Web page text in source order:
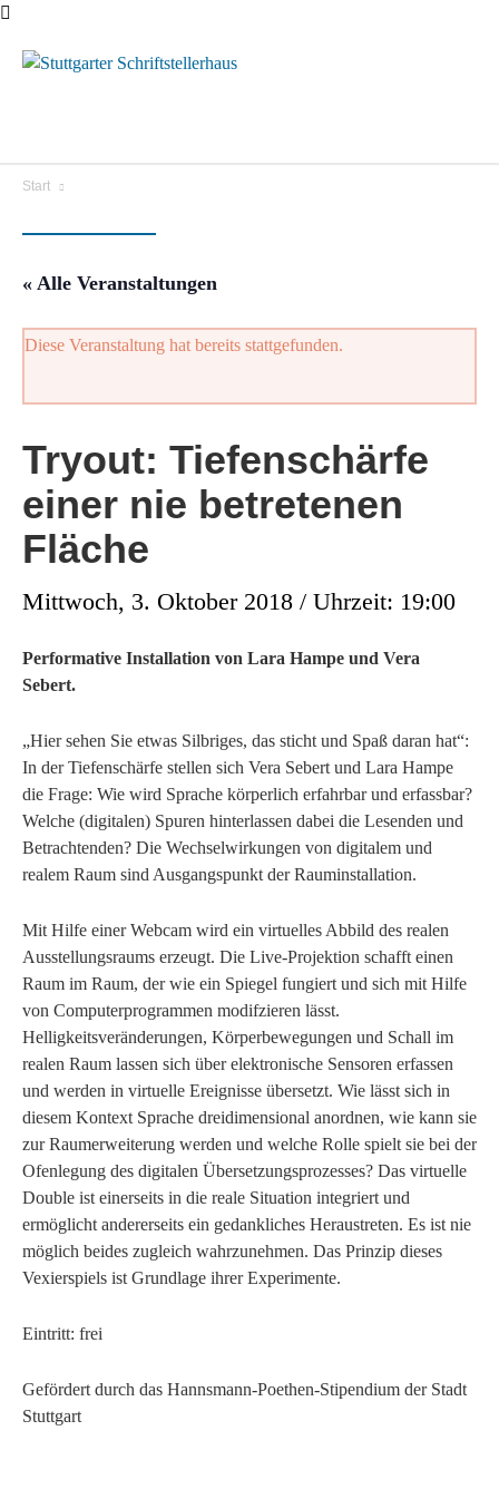
Start
« Alle Veranstaltungen
Diese Veranstaltung hat bereits stattgefunden.
Tryout: Tiefenschärfe
einer nie betretenen
Fläche
Mittwoch, 3. Oktober 2018 / Uhrzeit: 19:00
Performative Installation von Lara Hampe und Vera
Sebert.
„Hier sehen Sie etwas Silbriges, das sticht und Spaß daran hat“:
In der Tiefenschärfe stellen sich Vera Sebert und Lara Hampe
die Frage: Wie wird Sprache körperlich erfahrbar und erfassbar?
Welche (digitalen) Spuren hinterlassen dabei die Lesenden und
Betrachtenden? Die Wechselwirkungen von digitalem und
realem Raum sind Ausgangspunkt der Rauminstallation.
Mit Hilfe einer Webcam wird ein virtuelles Abbild des realen
Ausstellungsraums erzeugt. Die Live-Projektion schafft einen
Raum im Raum, der wie ein Spiegel fungiert und sich mit Hilfe
von Computerprogrammen modifzieren lässt.
Helligkeitsveränderungen, Körperbewegungen und Schall im
realen Raum lassen sich über elektronische Sensoren erfassen
und werden in virtuelle Ereignisse übersetzt. Wie lässt sich in
diesem Kontext Sprache dreidimensional anordnen, wie kann sie
zur Raumerweiterung werden und welche Rolle spielt sie bei der
Ofenlegung des digitalen Übersetzungsprozesses? Das virtuelle
Double ist einerseits in die reale Situation integriert und
ermöglicht andererseits ein gedankliches Heraustreten. Es ist nie
möglich beides zugleich wahrzunehmen. Das Prinzip dieses
Vexierspiels ist Grundlage ihrer Experimente.
Eintritt: frei
Gefördert durch das Hannsmann-Poethen-Stipendium der Stadt
Stuttgart